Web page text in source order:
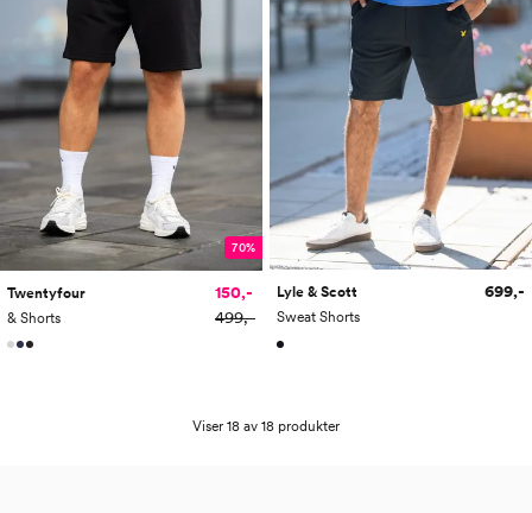
70%
Twentyfour
& Shorts
150,-
499,-
Lyle & Scott
Sweat Shorts
699,-
Viser 18 av 18 produkter